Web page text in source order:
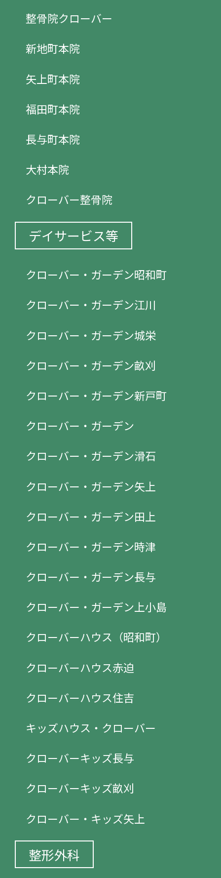
整骨院クローバー
新地町本院
矢上町本院
福田町本院
長与町本院
大村本院
クローバー整骨院
デイサービス等
クローバー・ガーデン昭和町
クローバー・ガーデン江川
クローバー・ガーデン城栄
クローバー・ガーデン畝刈
クローバー・ガーデン新戸町
クローバー・ガーデン
クローバー・ガーデン滑石
クローバー・ガーデン矢上
クローバー・ガーデン田上
クローバー・ガーデン時津
クローバー・ガーデン長与
クローバー・ガーデン上小島
クローバーハウス（昭和町）
クローバーハウス赤迫
クローバーハウス住吉
キッズハウス・クローバー
クローバーキッズ長与
クローバーキッズ畝刈
クローバー・キッズ矢上
整形外科